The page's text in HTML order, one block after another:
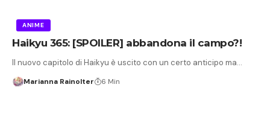
ANIME
Haikyu 365: [SPOILER] abbandona il campo?!
Il nuovo capitolo di Haikyu è uscito con un certo anticipo ma…
Marianna Rainolter 6 Min